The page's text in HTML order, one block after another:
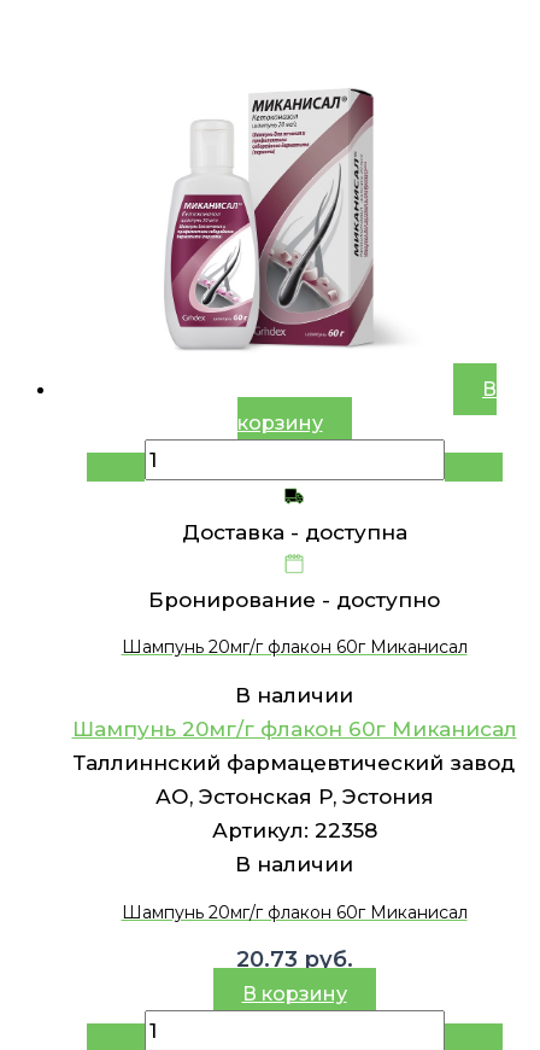
В
корзину
Доставка - доступна
Бронирование - доступно
Шампунь 20мг/г флакон 60г Миканисал
В наличии
Шампунь 20мг/г флакон 60г Миканисал
Таллиннский фармацевтический завод
АО, Эстонская Р, Эстония
Артикул: 22358
В наличии
Шампунь 20мг/г флакон 60г Миканисал
20.73 руб.
В корзину